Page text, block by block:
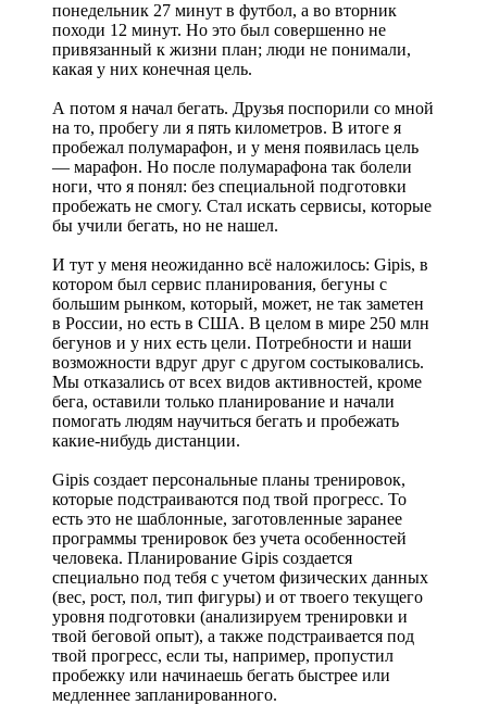
понедельник 27 минут в футбол, а во вторник
походи 12 минут. Но это был совершенно не
привязанный к жизни план; люди не понимали,
какая у них конечная цель.
А потом я начал бегать. Друзья поспорили со мной
на то, пробегу ли я пять километров. В итоге я
пробежал полумарафон, и у меня появилась цель
— марафон. Но после полумарафона так болели
ноги, что я понял: без специальной подготовки
пробежать не смогу. Стал искать сервисы, которые
бы учили бегать, но не нашел.
И тут у меня неожиданно всё наложилось: Gipis, в
котором был сервис планирования, бегуны с
большим рынком, который, может, не так заметен
в России, но есть в США. В целом в мире 250 млн
бегунов и у них есть цели. Потребности и наши
возможности вдруг друг с другом состыковались.
Мы отказались от всех видов активностей, кроме
бега, оставили только планирование и начали
помогать людям научиться бегать и пробежать
какие-нибудь дистанции.
Gipis создает персональные планы тренировок,
которые подстраиваются под твой прогресс. То
есть это не шаблонные, заготовленные заранее
программы тренировок без учета особенностей
человека. Планирование Gipis создается
специально под тебя с учетом физических данных
(вес, рост, пол, тип фигуры) и от твоего текущего
уровня подготовки (анализируем тренировки и
твой беговой опыт), а также подстраивается под
твой прогресс, если ты, например, пропустил
пробежку или начинаешь бегать быстрее или
медленнее запланированного.